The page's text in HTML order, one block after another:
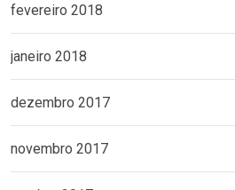
fevereiro 2018
janeiro 2018
dezembro 2017
novembro 2017